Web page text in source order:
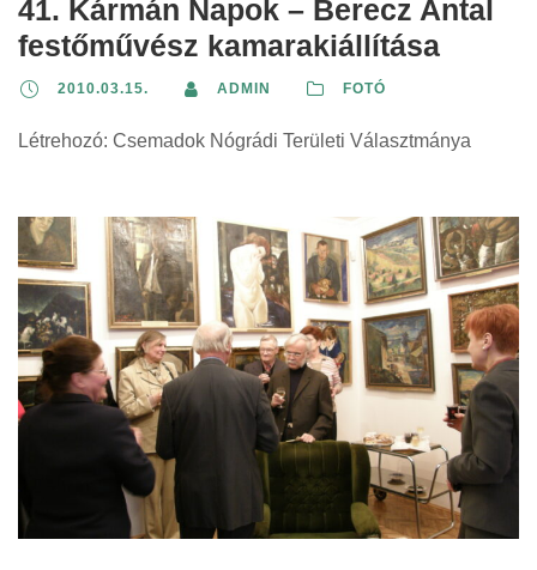
41. Kármán Napok – Berecz Antal
festőművész kamarakiállítása
2010.03.15. ADMIN FOTÓ
Létrehozó: Csemadok Nógrádi Területi Választmánya